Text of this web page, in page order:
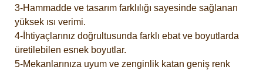
3-Hammadde ve tasarım farklılığı sayesinde sağlanan
yüksek ısı verimi.
4-İhtiyaçlarınız doğrultusunda farklı ebat ve boyutlarda
üretilebilen esnek boyutlar.
5-Mekanlarınıza uyum ve zenginlik katan geniş renk